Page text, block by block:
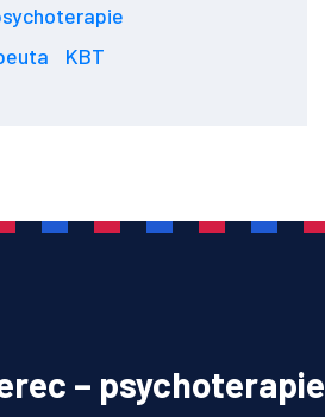
KBT
– psychoterapie